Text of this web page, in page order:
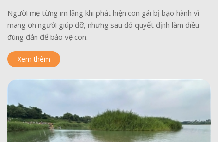
Người mẹ từng im lặng khi phát hiện con gái bị bạo hành vì
mang ơn người giúp đỡ, nhưng sau đó quyết định làm điều
đúng đắn để bảo vệ con.
Xem thêm